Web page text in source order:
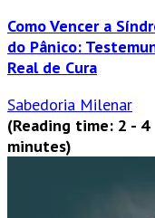
Como Vencer a
do Pânico:
Real de Cura
Sabedoria Milenar
(Reading time: 2 - 4
minutes)